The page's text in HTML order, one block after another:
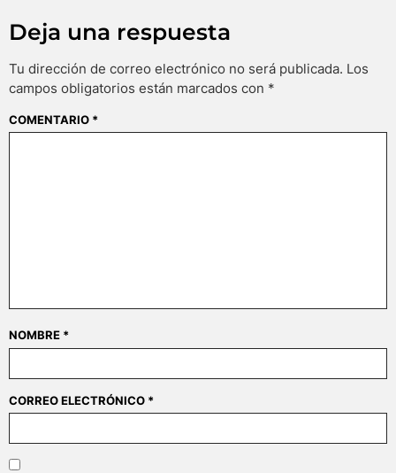
Deja una respuesta
Tu dirección de correo electrónico no será publicada. Los
campos obligatorios están marcados con *
COMENTARIO *
NOMBRE *
CORREO ELECTRÓNICO *